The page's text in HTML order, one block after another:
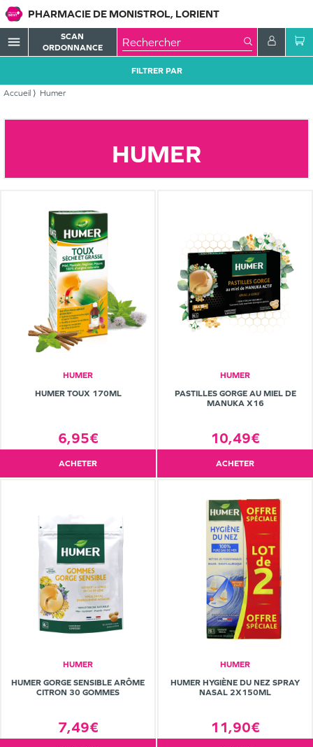
PHARMACIE DE MONISTROL, LORIENT
menu
SCAN
ORDONNANCE
Accueil Humer
FILTRER PAR
HUMER
HUMER
HUMER TOUX 170ML
6,95€
ACHETER
HUMER
PASTILLES GORGE AU MIEL DE
MANUKA X16
10,49€
ACHETER
HUMER
HUMER GORGE SENSIBLE ARÔME
CITRON 30 GOMMES
7,49€
HUMER
HUMER HYGIÈNE DU NEZ SPRAY
NASAL 2X150ML
11,90€